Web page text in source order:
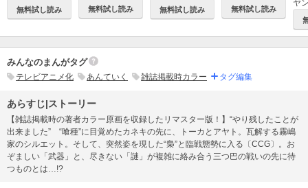
無料試し読み 無料試し読み 無料試し読み 無料試し読み
ヤ
みんなのまんがタグ
テレビアニメ化 あんていく 雑誌掲載時カラー タグ編集
あらすじ|ストーリー
【雑誌掲載時の著者カラー原画を収録したリマスター版！】“やり残したことが
出来ました” “喰種”に目覚めたカネキの先に、トーカとアヤト。瓦解する霧嶋
家のシルエット。そして、突然姿を現した“梟”と臨戦態勢に入る〔CCG〕。お
ぞましい「武器」と、尽きない「謎」が複雑に絡み合う三つ巴の戦いの先に待
つものとは…!?